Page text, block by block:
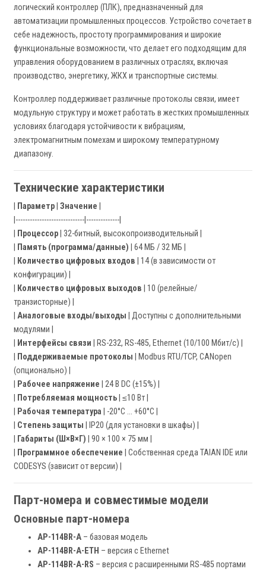
логический контроллер (ПЛК), предназначенный для
автоматизации промышленных процессов. Устройство сочетает в
себе надежность, простоту программирования и широкие
функциональные возможности, что делает его подходящим для
управления оборудованием в различных отраслях, включая
производство, энергетику, ЖКХ и транспортные системы.
Контроллер поддерживает различные протоколы связи, имеет
модульную структуру и может работать в жестких промышленных
условиях благодаря устойчивости к вибрациям,
электромагнитным помехам и широкому температурному
диапазону.
Технические характеристики
Параметр Значение
|-----------------------------|--------------|
Процессор | 32-битный, высокопроизводительный |
Память (программа/данные) | 64 МБ / 32 МБ |
Количество цифровых входов | 14 (в зависимости от
конфигурации) |
Количество цифровых выходов | 10 (релейные/
транзисторные) |
Аналоговые входы/выходы | Доступны с дополнительными
модулями |
Интерфейсы связи | RS-232, RS-485, Ethernet (10/100 Мбит/с) |
Поддерживаемые протоколы | Modbus RTU/TCP, CANopen
(опционально) |
Рабочее напряжение | 24 В DC (±15%) |
Потребляемая мощность | ≤10 Вт |
Рабочая температура | -20°C … +60°C |
Степень защиты | IP20 (для установки в шкафы) |
Габариты (Ш×В×Г) | 90 × 100 × 75 мм |
Программное обеспечение | Собственная среда TAIAN IDE или
CODESYS (зависит от версии) |
Парт-номера и совместимые модели
Основные парт-номера
AP-114BR-A – базовая модель
AP-114BR-A-ETH – версия с Ethernet
AP-114BR-A-RS – версия с расширенными RS-485 портами